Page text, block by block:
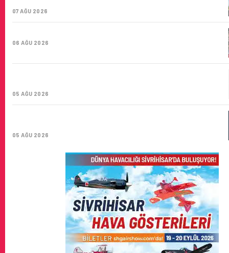
07 AĞU 2026
06 AĞU 2026
05 AĞU 2026
05 AĞU 2026